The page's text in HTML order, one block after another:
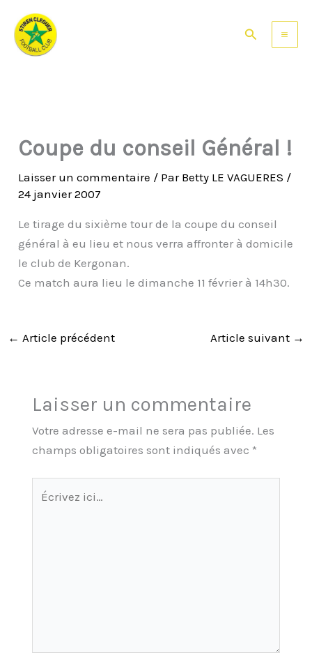
contenu
Rechercher
Coupe du conseil Général !
Laisser un commentaire / Par Betty LE VAGUERES /
24 janvier 2007
Le tirage du sixième tour de la coupe du conseil
général à eu lieu et nous verra affronter à domicile
le club de Kergonan.
Ce match aura lieu le dimanche 11 février à 14h30.
← Article précédent Article suivant →
Laisser un commentaire
Votre adresse e-mail ne sera pas publiée. Les
champs obligatoires sont indiqués avec *